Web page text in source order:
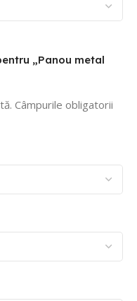
„Panou metal
Câmpurile obligatorii